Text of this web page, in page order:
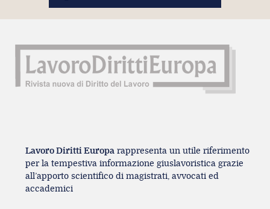
Lavoro Diritti Europa rappresenta un utile riferimento
per la tempestiva informazione giuslavoristica grazie
all’apporto scientifico di magistrati, avvocati ed
accademici